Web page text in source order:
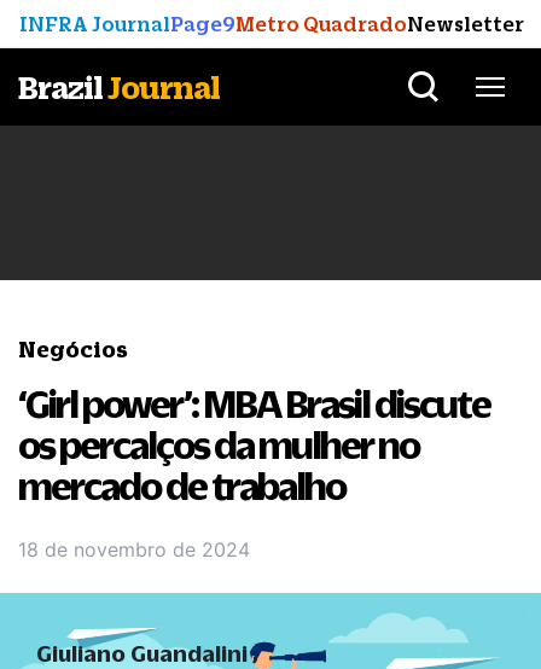
INFRA JournalPage9Metro QuadradoNewsletter
BrazilJournal
Negócios
‘Girl power’: MBA Brasil discute
os percalços da mulher no
mercado de trabalho
18 de novembro de 2024
Giuliano Guandalini